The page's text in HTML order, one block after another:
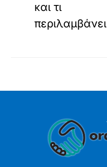
και τι
περιλαμβάνει